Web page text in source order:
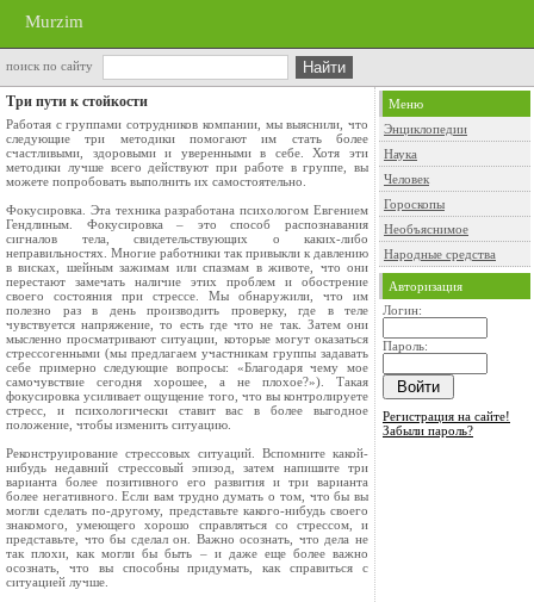
Murzim
поиск по сайту
Три пути к стойкости
Работая с группами сотрудников компании, мы выяснили, что
следующие три методики помогают им стать более
счастливыми, здоровыми и уверенными в себе. Хотя эти
методики лучше всего действуют при работе в группе, вы
можете попробовать выполнить их самостоятельно.
Фокусировка. Эта техника разработана психологом Евгением
Гендлиным. Фокусировка – это способ распознавания
сигналов тела, свидетельствующих о каких-либо
неправильностях. Многие работники так привыкли к давлению
в висках, шейным зажимам или спазмам в животе, что они
перестают замечать наличие этих проблем и обострение
своего состояния при стрессе. Мы обнаружили, что им
полезно раз в день производить проверку, где в теле
чувствуется напряжение, то есть где что не так. Затем они
мысленно просматривают ситуации, которые могут оказаться
стрессогенными (мы предлагаем участникам группы задавать
себе примерно следующие вопросы: «Благодаря чему мое
самочувствие сегодня хорошее, а не плохое?»). Такая
фокусировка усиливает ощущение того, что вы контролируете
стресс, и психологически ставит вас в более выгодное
положение, чтобы изменить ситуацию.
Реконструирование стрессовых ситуаций. Вспомните какой-
нибудь недавний стрессовый эпизод, затем напишите три
варианта более позитивного его развития и три варианта
более негативного. Если вам трудно думать о том, что бы вы
могли сделать по-другому, представьте какого-нибудь своего
знакомого, умеющего хорошо справляться со стрессом, и
представьте, что бы сделал он. Важно осознать, что дела не
так плохи, как могли бы быть – и даже еще более важно
осознать, что вы способны придумать, как справиться с
ситуацией лучше.
Меню
Энциклопедии
Наука
Человек
Гороскопы
Необъяснимое
Народные средства
Авторизация
Логин:
Пароль:
Регистрация на сайте!
Забыли пароль?